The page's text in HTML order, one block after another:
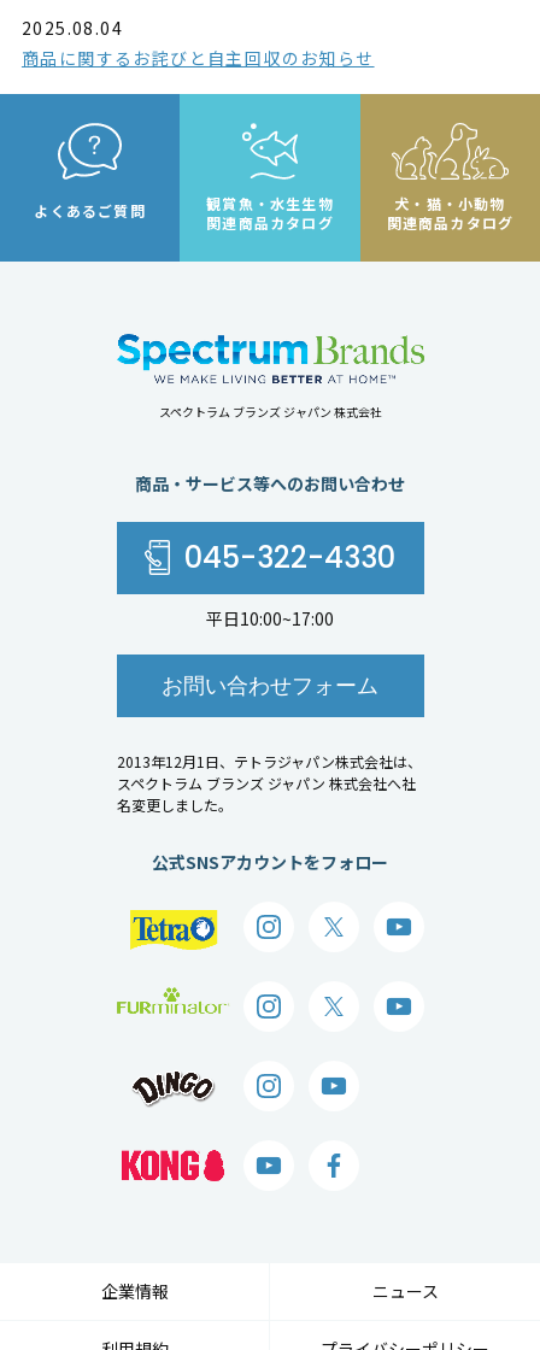
2025.08.04
商品に関するお詫びと自主回収のお知らせ
よくあるご質問
観賞魚・水生生物
関連商品カタログ
犬・猫・小動物
関連商品カタログ
スペクトラム ブランズ ジャパン 株式会社
商品・サービス等へのお問い合わせ
045-322-4330
平日10:00~17:00
お問い合わせフォーム
2013年12月1日、テトラジャパン株式会社は、
スペクトラム ブランズ ジャパン 株式会社へ社
名変更しました。
公式SNSアカウントをフォロー
企業情報 ニュース